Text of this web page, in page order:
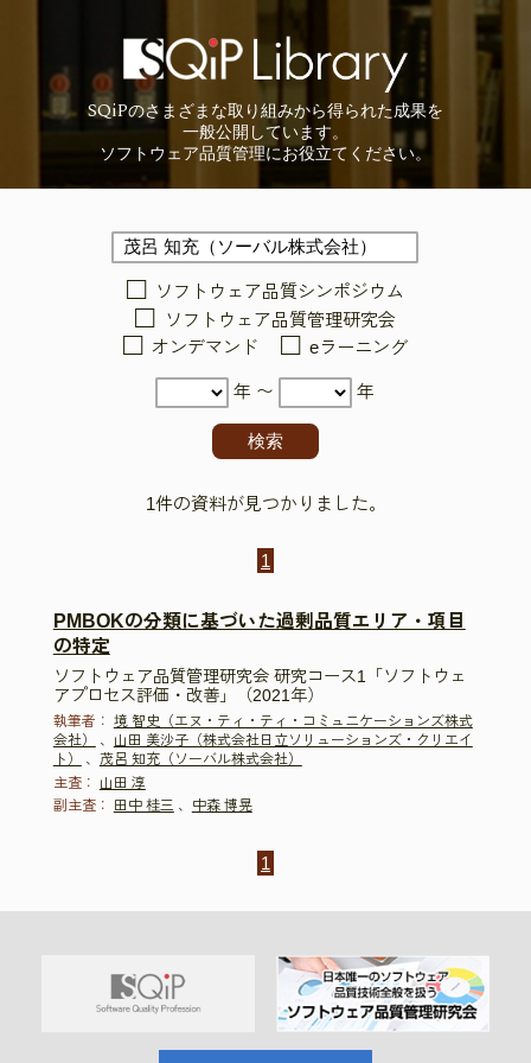
SQiPのさまざまな取り組みから得られた成果を
一般公開しています。
ソフトウェア品質管理にお役立てください。
ソフトウェア品質シンポジウム
ソフトウェア品質管理研究会
オンデマンド
eラーニング
年 〜 年
1件の資料が見つかりました。
1
PMBOKの分類に基づいた過剰品質エリア・項目
の特定
ソフトウェア品質管理研究会 研究コース1「ソフトウェ
アプロセス評価・改善」（2021年）
執筆者： 境 智史（エヌ・ティ・ティ・コミュニケーションズ株式
会社）
、 山田 美沙子（株式会社日立ソリューションズ・クリエイ
ト）
、 茂呂 知充（ソーバル株式会社）
主査：
山田 淳
副主査：
田中 桂三 、 中森 博晃
1